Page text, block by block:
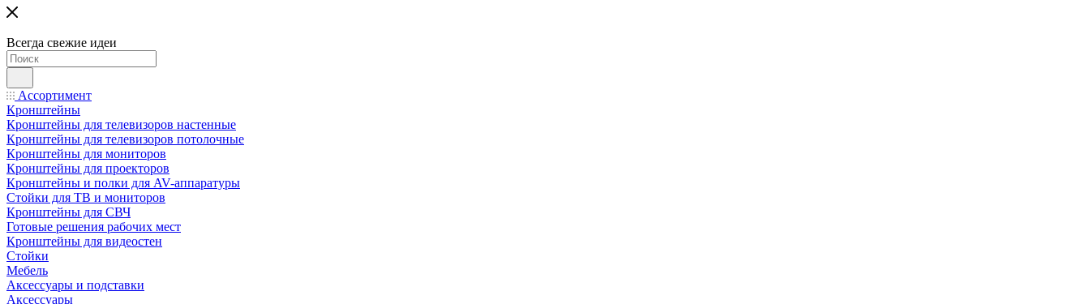
Всегда свежие идеи
Ассортимент
Кронштейны
Кронштейны для телевизоров настенные
Кронштейны для телевизоров потолочные
Кронштейны для мониторов
Кронштейны для проекторов
Кронштейны и полки для AV-аппаратуры
Стойки для ТВ и мониторов
Кронштейны для СВЧ
Готовые решения рабочих мест
Кронштейны для видеостен
Стойки
Мебель
Аксессуары и подставки
Аксессуары